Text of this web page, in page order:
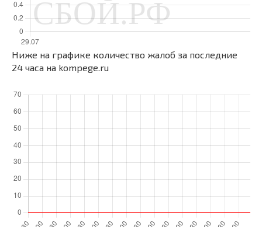
Ниже на графике количество жалоб за последние
24 часа на kompege.ru